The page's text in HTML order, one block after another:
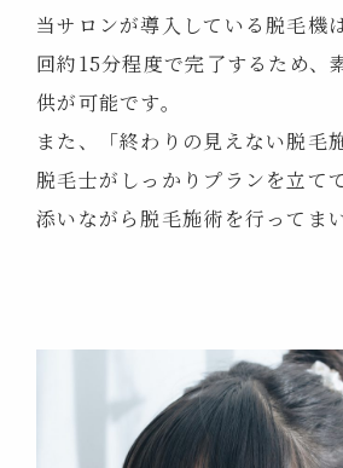
当サロンが導入している脱毛機
回約15分程度で完了するため、
供が可能です。
また、「終わりの見えない脱毛
脱毛士がしっかりプランを立て
添いながら脱毛施術を行ってま